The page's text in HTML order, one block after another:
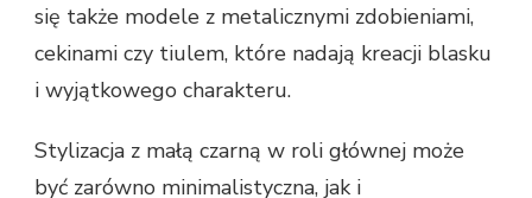
się także modele z metalicznymi zdobieniami,
cekinami czy tiulem, które nadają kreacji blasku
i wyjątkowego charakteru.
Stylizacja z małą czarną w roli głównej może
być zarówno minimalistyczna, jak i